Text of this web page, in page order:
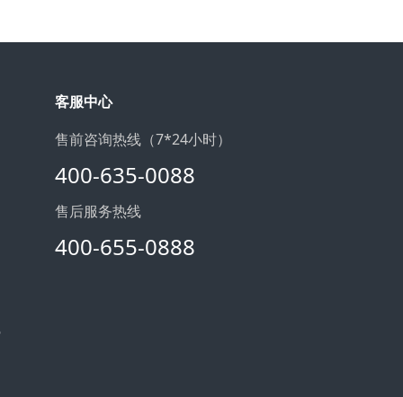
客服中心
售前咨询热线（7*24小时）
400-635-0088
售后服务热线
400-655-0888